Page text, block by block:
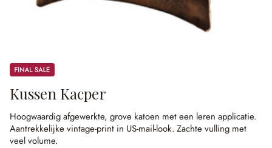
Sale
Kussen Kacper
Hoogwaardig afgewerkte, grove katoen met een leren applicatie.
Aantrekkelijke vintage-print in US-mail-look. Zachte vulling met
veel volume.